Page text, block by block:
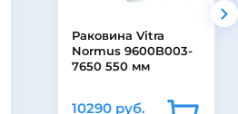
Раковина Vitra
Normus 9600B003-
7650 550 мм
10290 руб.